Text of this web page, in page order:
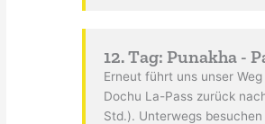
12. Tag: Punakha -
Erneut führt uns unser
Dochu La-Pass zurück
Std.). Unterwegs besuchen